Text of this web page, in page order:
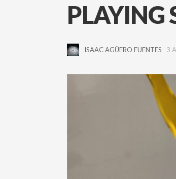
PLAYING
ISAAC AGÜERO FUENTES 3